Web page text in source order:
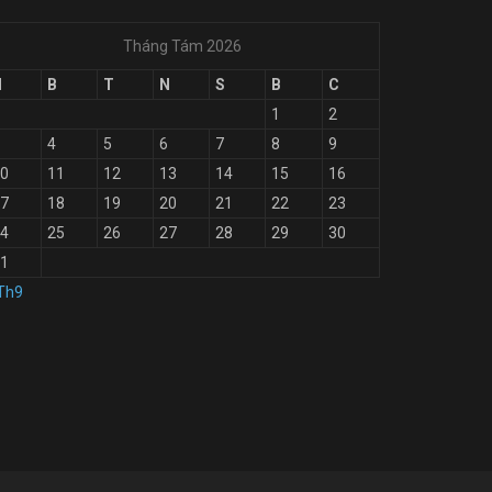
Tháng Tám 2026
B T N S B
C
1
2
4 5 6 7 8
9
11 12 13 14 15
16
18 19 20 21 22
23
25 26 27 28 29
30